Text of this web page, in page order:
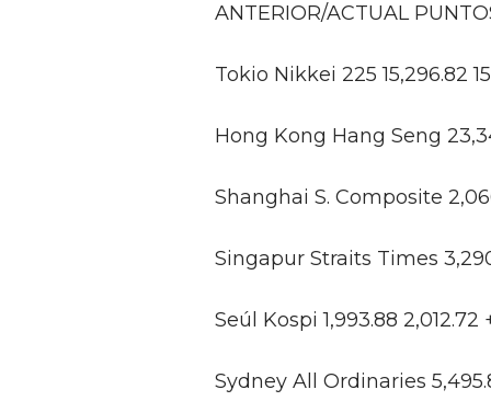
ANTERIOR/ACTUAL
Tokio Nikkei 225 15,296.82
Hong Kong Hang Seng
Shanghai S. Composite
Singapur Straits Times
Seúl Kospi 1,993.88 2,012.72
Sydney All Ordinaries